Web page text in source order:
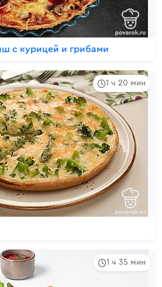
с курицей и грибами
1 ч 20 мин
1 ч 35 мин